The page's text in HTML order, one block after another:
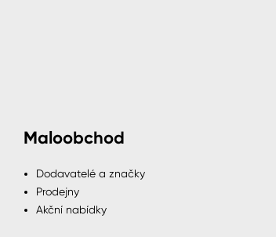
Maloobchod
Dodavatelé a značky
Prodejny
Akční nabídky